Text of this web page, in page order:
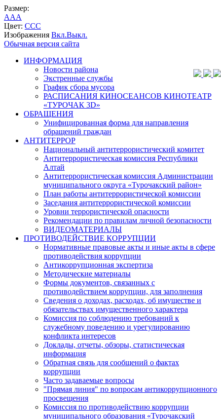
Размер:
AAA
Цвет: CCC
Изображения Вкл.Выкл.
Обычная версия сайта
ИНФОРМАЦИЯ
Новости района
Экстренные службы
График сбора мусора
РАСПИСАНИЯ КИНОСЕАНСОВ КИНОТЕАТР
«ТУРОЧАК 3D»
ОБРАЩЕНИЯ
Унифицированная форма для направления
обращений граждан
АНТИТЕРРОР
Национальный антитеррористический комитет
Антитеррористическая комиссия Республики
Алтай
Антитеррористическая комиссия Администрации
муниципального округа «Турочакский район»
План работы антитеррористической комиссии
Заседания антитеррористической комиссии
Уровни террористической опасности
Рекомендации по правилам личной безопасности
ВИДЕОМАТЕРИАЛЫ
ПРОТИВОДЕЙСТВИЕ КОРРУПЦИИ
Нормативные правовые акты и иные акты в сфере
противодействия коррупции
Антикоррупционная экспертиза
Методические материалы
Формы документов, связанных с
противодействием коррупции, для заполнения
Сведения о доходах, расходах, об имуществе и
обязательствах имущественного характера
Комиссия по соблюдению требований к
служебному поведению и урегулированию
конфликта интересов
Доклады, отчеты, обзоры, статистическая
информация
Обратная связь для сообщений о фактах
коррупции
Часто задаваемые вопросы
"Прямая линия" по вопросам антикоррупционного
просвещения
Комиссия по противодействию коррупции
муниципального образования «Турочакский